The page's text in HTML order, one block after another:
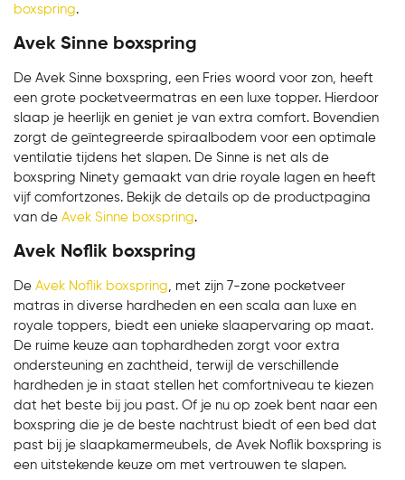
boxspring.
Avek Sinne boxspring
De Avek Sinne boxspring, een Fries woord voor zon, heeft
een grote pocketveermatras en een luxe topper. Hierdoor
slaap je heerlijk en geniet je van extra comfort. Bovendien
zorgt de geïntegreerde spiraalbodem voor een optimale
ventilatie tijdens het slapen. De Sinne is net als de
boxspring Ninety gemaakt van drie royale lagen en heeft
vijf comfortzones. Bekijk de details op de productpagina
van de Avek Sinne boxspring.
Avek Noflik boxspring
De Avek Noflik boxspring, met zijn 7-zone pocketveer
matras in diverse hardheden en een scala aan luxe en
royale toppers, biedt een unieke slaapervaring op maat.
De ruime keuze aan tophardheden zorgt voor extra
ondersteuning en zachtheid, terwijl de verschillende
hardheden je in staat stellen het comfortniveau te kiezen
dat het beste bij jou past. Of je nu op zoek bent naar een
boxspring die je de beste nachtrust biedt of een bed dat
past bij je slaapkamermeubels, de Avek Noflik boxspring is
een uitstekende keuze om met vertrouwen te slapen.